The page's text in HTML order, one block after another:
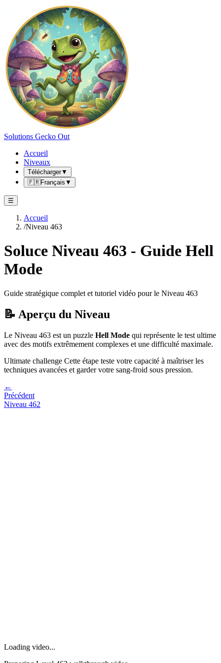
Solutions Gecko Out
Accueil
Niveaux
Télécharger▼
🇫🇷Français ▼
☰
Accueil
/Niveau 463
Soluce Niveau 463 - Guide Hell
Mode
Guide stratégique complet et tutoriel vidéo pour le Niveau 463
📝 Aperçu du Niveau
Le Niveau 463 est un puzzle Hell Mode qui représente le test ultime
avec des motifs extrêmement complexes et une difficulté maximale.
Ultimate challenge Cette étape teste votre capacité à maîtriser les
techniques avancées et garder votre sang-froid sous pression.
←
Précédent
Niveau 462
Loading video...